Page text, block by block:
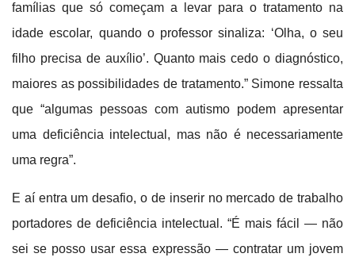
famílias que só começam a levar para o tratamento na
idade escolar, quando o professor sinaliza: ‘Olha, o seu
filho precisa de auxílio’. Quanto mais cedo o diagnóstico,
maiores as possibilidades de tratamento.” Simone ressalta
que “algumas pessoas com autismo podem apresentar
uma deficiência intelectual, mas não é necessariamente
uma regra”.
E aí entra um desafio, o de inserir no mercado de trabalho
portadores de deficiência intelectual. “É mais fácil — não
sei se posso usar essa expressão — contratar um jovem